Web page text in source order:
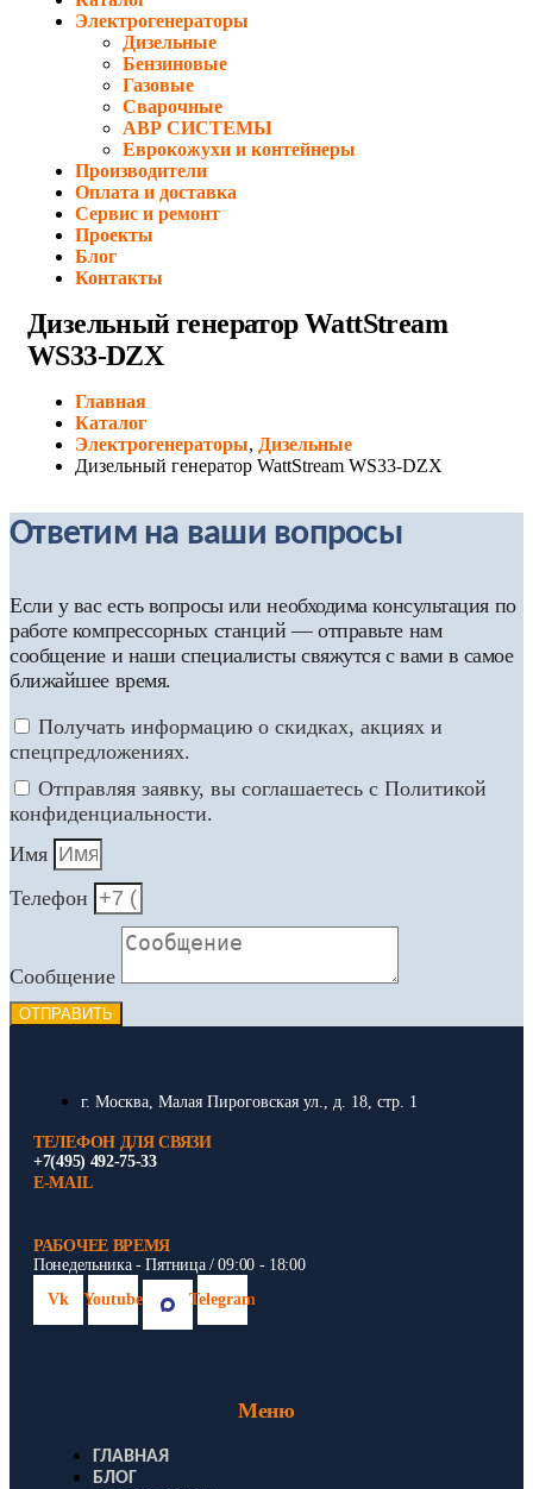
Электрогенераторы
Дизельные
Бензиновые
Газовые
Сварочные
АВР СИСТЕМЫ
Еврокожухи и контейнеры
Производители
Оплата и доставка
Сервис и ремонт
Проекты
Блог
Контакты
Дизельный генератор WattStream
WS33-DZX
Главная
Каталог
Электрогенераторы, Дизельные
Дизельный генератор WattStream WS33-DZX
Ответим на ваши вопросы
Если у вас есть вопросы или необходима консультация по
работе компрессорных станций — отправьте нам
сообщение и наши специалисты свяжутся с вами в самое
ближайшее время.
Получать информацию о скидках, акциях и
спецпредложениях.
Отправляя заявку, вы соглашаетесь с Политикой
конфиденциальности.
Имя
Телефон
Сообщение
ОТПРАВИТЬ
г. Москва, Малая Пироговская ул., д. 18, стр. 1
ТЕЛЕФОН ДЛЯ СВЯЗИ
+7(495) 492-75-33
E-MAIL
РАБОЧЕЕ ВРЕМЯ
Понедельника - Пятница / 09:00 - 18:00
Vk
Youtube Telegram
Меню
ГЛАВНАЯ
БЛОГ